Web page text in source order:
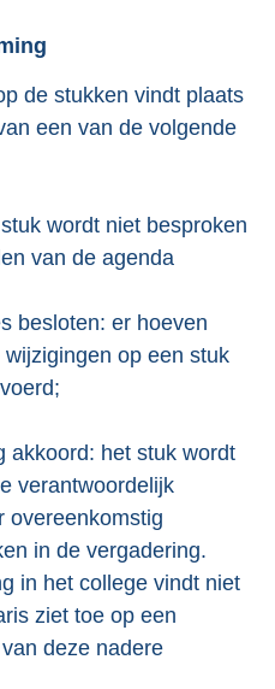
de stukken vindt plaats
een van de volgende
wordt niet besproken
van de agenda
besloten: er hoeven
op een stuk
akkoord: het stuk wordt
verantwoordelijk
overeenkomstig
in de vergadering.
in het college vindt niet
ziet toe op een
deze nadere